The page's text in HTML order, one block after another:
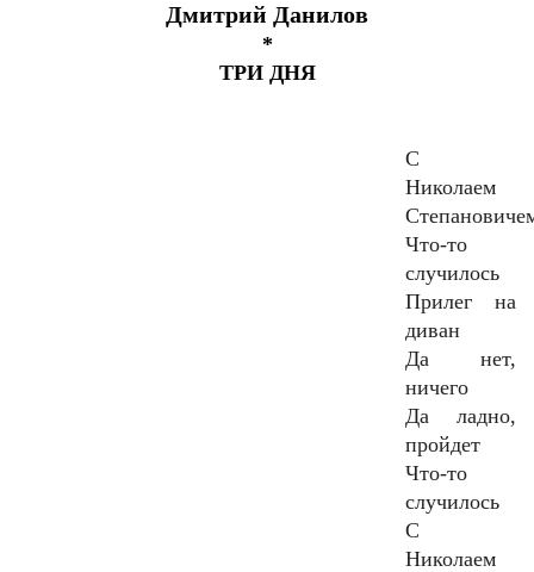
Дмитрий Данилов
*
ТРИ ДНЯ
С
Николаем
Что-то
случилось
Прилег на
диван
Да нет,
ничего
Да ладно,
пройдет
Что-то
случилось
С
Николаем